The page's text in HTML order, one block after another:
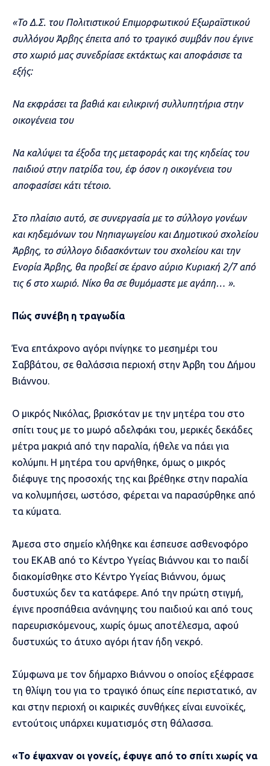
«Το Δ.Σ. του Πολιτιστικού Επιμορφωτικού Εξωραϊστικού
συλλόγου Άρβης έπειτα από το τραγικό συμβάν που έγινε
στο χωριό μας συνεδρίασε εκτάκτως και αποφάσισε τα
εξής:
Να εκφράσει τα βαθιά και ειλικρινή συλλυπητήρια στην
οικογένεια του
Να καλύψει τα έξοδα της μεταφοράς και της κηδείας του
παιδιού στην πατρίδα του, έφ όσον η οικογένεια του
αποφασίσει κάτι τέτοιο.
Στο πλαίσιο αυτό, σε συνεργασία με το σύλλογο γονέων
και κηδεμόνων του Νηπιαγωγείου και Δημοτικού σχολείου
Άρβης, το σύλλογο διδασκόντων του σχολείου και την
Ενορία Άρβης, θα προβεί σε έρανο αύριο Κυριακή 2/7 από
τις 6 στο χωριό. Νίκο θα σε θυμόμαστε με αγάπη… ».
Πώς συνέβη η τραγωδία
Ένα επτάχρονο αγόρι πνίγηκε το μεσημέρι του
Σαββάτου, σε θαλάσσια περιοχή στην Άρβη του Δήμου
Βιάννου.
Ο μικρός Νικόλας, βρισκόταν με την μητέρα του στο
σπίτι τους με το μωρό αδελφάκι του, μερικές δεκάδες
μέτρα μακριά από την παραλία, ήθελε να πάει για
κολύμπι. Η μητέρα του αρνήθηκε, όμως ο μικρός
διέφυγε της προσοχής της και βρέθηκε στην παραλία
να κολυμπήσει, ωστόσο, φέρεται να παρασύρθηκε από
τα κύματα.
Άμεσα στο σημείο κλήθηκε και έσπευσε ασθενοφόρο
του ΕΚΑΒ από το Κέντρο Υγείας Βιάννου και το παιδί
διακομίσθηκε στο Κέντρο Υγείας Βιάννου, όμως
δυστυχώς δεν τα κατάφερε. Από την πρώτη στιγμή,
έγινε προσπάθεια ανάνηψης του παιδιού και από τους
παρευρισκόμενους, χωρίς όμως αποτέλεσμα, αφού
δυστυχώς το άτυχο αγόρι ήταν ήδη νεκρό.
Σύμφωνα με τον δήμαρχο Βιάννου ο οποίος εξέφρασε
τη θλίψη του για το τραγικό όπως είπε περιστατικό, αν
και στην περιοχή οι καιρικές συνθήκες είναι ευνοϊκές,
εντούτοις υπάρχει κυματισμός στη θάλασσα.
«Το έψαχναν οι γονείς, έφυγε από το σπίτι χωρίς να